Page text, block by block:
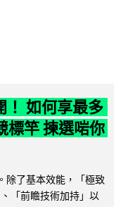
如何享最多
竿 揀選啱你
除了基本效能，「極致
「前瞻技術加持」以